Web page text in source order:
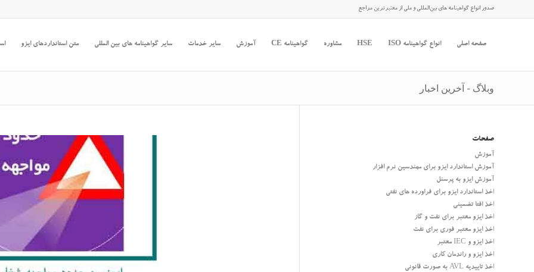
صدور انواع گواهینامه های بین‌المللی و ملی از معتبرترین مراجع
صفحه اصلی انواع گواهینامه ISO HSE مشاوره گواهینامه CE آموزش سایر خدمات سایر گواهینامه های بین المللی متن استانداردهای ایزو
وبلاگ - آخرین اخبار
صفحات
آموزش
آموزش استاندارد ایزو برای مهندسین نرم افزار
آموزش ایزو به پرسنل
اخذ استاندارد ایزو برای فراورده های نفتی
اخذ افتا تضمینی
اخذ ایزو معتبر برای نفت و گاز
اخذ ایزو معتبر فوری برای نفت
اخذ ایزو و IEC معتبر
اخذ ایزو و راندمان کاری
اخذ تاییدیه AVL به صورت قانونی